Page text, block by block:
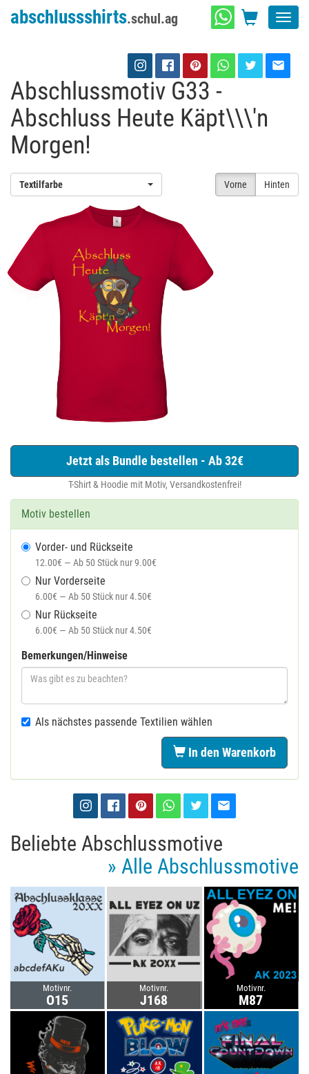
abschlussshirts.schul.ag
Abschlussmotiv G33 -
Abschluss Heute Käpt\\\'n
Morgen!
Vorne Hinten
Textilfarbe
Jetzt als Bundle bestellen - Ab 32€
T-Shirt & Hoodie mit Motiv, Versandkostenfrei!
Motiv bestellen
Vorder- und Rückseite
12.00€ — Ab 50 Stück nur 9.00€
Nur Vorderseite
6.00€ — Ab 50 Stück nur 4.50€
Nur Rückseite
6.00€ — Ab 50 Stück nur 4.50€
Bemerkungen/Hinweise
Als nächstes passende Textilien wählen
In den Warenkorb
Beliebte Abschlussmotive
» Alle Abschlussmotive
Motivnr.
O15
Motivnr.
J168
Motivnr.
M87